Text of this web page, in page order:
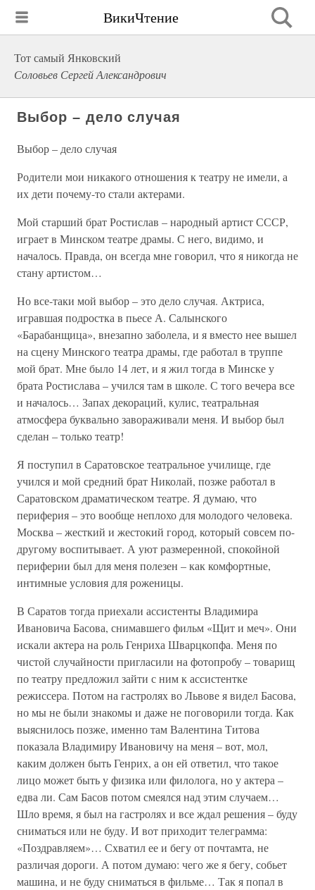
ВикиЧтение
Тот самый Янковский
Соловьев Сергей Александрович
Выбор – дело случая
Выбор – дело случая
Родители мои никакого отношения к театру не имели, а
их дети почему-то стали актерами.
Мой старший брат Ростислав – народный артист СССР,
играет в Минском театре драмы. С него, видимо, и
началось. Правда, он всегда мне говорил, что я никогда не
стану артистом…
Но все-таки мой выбор – это дело случая. Актриса,
игравшая подростка в пьесе А. Салынского
«Барабанщица», внезапно заболела, и я вместо нее вышел
на сцену Минского театра драмы, где работал в труппе
мой брат. Мне было 14 лет, и я жил тогда в Минске у
брата Ростислава – учился там в школе. С того вечера все
и началось… Запах декораций, кулис, театральная
атмосфера буквально завораживали меня. И выбор был
сделан – только театр!
Я поступил в Саратовское театральное училище, где
учился и мой средний брат Николай, позже работал в
Саратовском драматическом театре. Я думаю, что
периферия – это вообще неплохо для молодого человека.
Москва – жесткий и жестокий город, который совсем по-
другому воспитывает. А уют размеренной, спокойной
периферии был для меня полезен – как комфортные,
интимные условия для роженицы.
В Саратов тогда приехали ассистенты Владимира
Ивановича Басова, снимавшего фильм «Щит и меч». Они
искали актера на роль Генриха Шварцкопфа. Меня по
чистой случайности пригласили на фотопробу – товарищ
по театру предложил зайти с ним к ассистентке
режиссера. Потом на гастролях во Львове я видел Басова,
но мы не были знакомы и даже не поговорили тогда. Как
выяснилось позже, именно там Валентина Титова
показала Владимиру Ивановичу на меня – вот, мол,
каким должен быть Генрих, а он ей ответил, что такое
лицо может быть у физика или филолога, но у актера –
едва ли. Сам Басов потом смеялся над этим случаем…
Шло время, я был на гастролях и все ждал решения – буду
сниматься или не буду. И вот приходит телеграмма:
«Поздравляем»… Схватил ее и бегу от почтамта, не
различая дороги. А потом думаю: чего же я бегу, собьет
машина, и не буду сниматься в фильме… Так я попал в